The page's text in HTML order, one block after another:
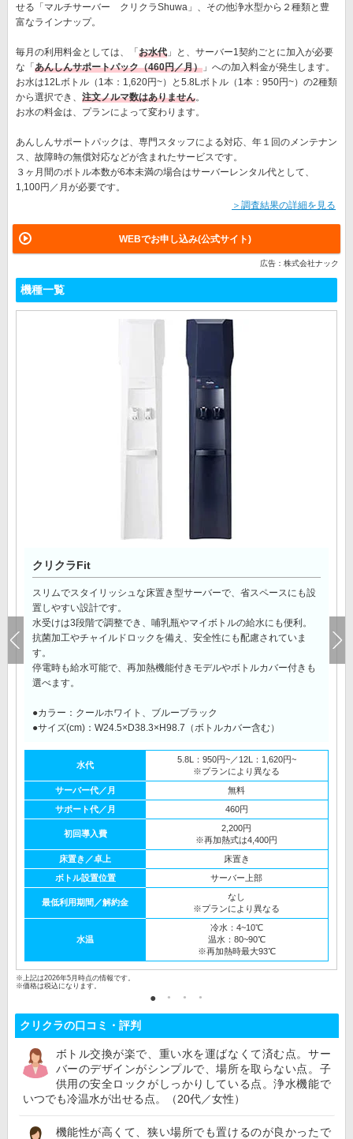
せる「マルチサーバー クリクラShuwa」、その他浄水型から２種類と豊
富なラインナップ。
毎月の利用料金としては、「お水代」と、サーバー1契約ごとに加入が必要
な「あんしんサポートパック（460円／月）」への加入料金が発生します。
お水は12Lボトル（1本：1,620円~）と5.8Lボトル（1本：950円~）の2種類
から選択でき、 注文ノルマ数はありません。
お水の料金は、プランによって変わります。
あんしんサポートパックは、専門スタッフによる対応、年１回のメンテナン
ス、故障時の無償対応などが含まれたサービスです。
３ヶ月間のボトル本数が6本未満の場合はサーバーレンタル代として、
1,100円／月が必要です。
＞調査結果の詳細を見る
WEBでお申し込み(公式サイト)
広告：株式会社ナック
機種一覧
クリクラFit
スリムでスタイリッシュな床置き型サーバーで、省スペースにも設
置しやすい設計です。
水受けは3段階で調整でき、哺乳瓶やマイボトルの給水にも便利。
抗菌加工やチャイルドロックを備え、安全性にも配慮されていま
す。
停電時も給水可能で、再加熱機能付きモデルやボトルカバー付きも
選べます。
●カラー：クールホワイト、ブルーブラック
●サイズ(cm)：W24.5×D38.3×H98.7（ボトルカバー含む）
水代
5.8L：950円~／12L：1,620円~
※プランにより異なる
サーバー代／月
無料
サポート代／月
460円
初回導入費
2,200円
※再加熱式は4,400円
床置き／卓上
床置き
ボトル設置位置
サーバー上部
最低利用期間／解約金
なし
※プランにより異なる
水温
冷水：4~10℃
温水：80~90℃
※再加熱時最大93℃
※上記は2026年5月時点の情報です。
※価格は税込になります。
クリクラの口コミ・評判
ボトル交換が楽で、重い水を運ばなくて済む点。サー
バーのデザインがシンプルで、場所を取らない点。子
供用の安全ロックがしっかりしている点。浄水機能で
いつでも冷温水が出せる点。（20代／女性）
機能性が高くて、狭い場所でも置けるのが良かったで